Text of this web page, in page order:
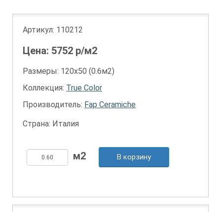
Артикул: 110212
Цена: 5752 р/м2
Размеры: 120х50 (0.6м2)
Коллекция: True Color
Производитель: Fap Ceramiche
Страна: Италия
В корзину